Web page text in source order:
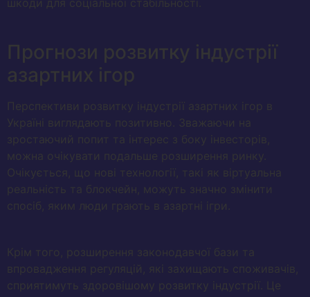
шкоди для соціальної стабільності.
Прогнози розвитку індустрії
азартних ігор
Перспективи розвитку індустрії азартних ігор в
Україні виглядають позитивно. Зважаючи на
зростаючий попит та інтерес з боку інвесторів,
можна очікувати подальше розширення ринку.
Очікується, що нові технології, такі як віртуальна
реальність та блокчейн, можуть значно змінити
спосіб, яким люди грають в азартні ігри.
Крім того, розширення законодавчої бази та
впровадження регуляцій, які захищають споживачів,
сприятимуть здоровішому розвитку індустрії. Це